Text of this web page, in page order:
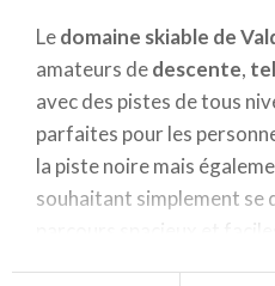
Ledomaine skiable de
amateurs dedescente,
avec des pistes de tous
parfaites pour les
la piste noire mais
souhaitant simplement se
parcours spacieux et